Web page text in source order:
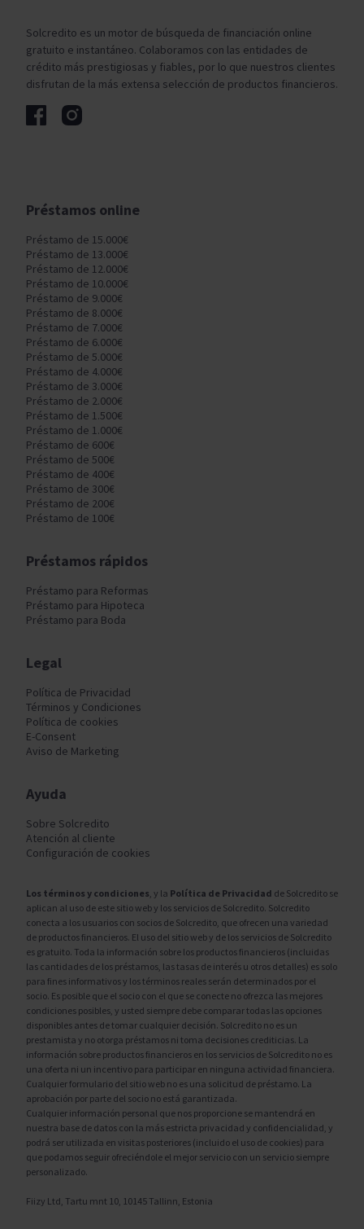
Solcredito es un motor de búsqueda de financiación online
gratuito e instantáneo. Colaboramos con las entidades de
crédito más prestigiosas y fiables, por lo que nuestros clientes
disfrutan de la más extensa selección de productos financieros.
Préstamos online
Préstamo de 15.000€
Préstamo de 13.000€
Préstamo de 12.000€
Préstamo de 10.000€
Préstamo de 9.000€
Préstamo de 8.000€
Préstamo de 7.000€
Préstamo de 6.000€
Préstamo de 5.000€
Préstamo de 4.000€
Préstamo de 3.000€
Préstamo de 2.000€
Préstamo de 1.500€
Préstamo de 1.000€
Préstamo de 600€
Préstamo de 500€
Préstamo de 400€
Préstamo de 300€
Préstamo de 200€
Préstamo de 100€
Préstamos rápidos
Préstamo para Reformas
Préstamo para Hipoteca
Préstamo para Boda
Legal
Política de Privacidad
Términos y Condiciones
Política de cookies
E-Consent
Aviso de Marketing
Ayuda
Sobre Solcredito
Atención al cliente
Configuración de cookies
Los términos y condiciones, y la Política de Privacidad de Solcredito se
aplican al uso de este sitio web y los servicios de Solcredito. Solcredito
conecta a los usuarios con socios de Solcredito, que ofrecen una variedad
de productos financieros. El uso del sitio web y de los servicios de Solcredito
es gratuito. Toda la información sobre los productos financieros (incluidas
las cantidades de los préstamos, las tasas de interés u otros detalles) es solo
para fines informativos y los términos reales serán determinados por el
socio. Es posible que el socio con el que se conecte no ofrezca las mejores
condiciones posibles, y usted siempre debe comparar todas las opciones
disponibles antes de tomar cualquier decisión. Solcredito no es un
prestamista y no otorga préstamos ni toma decisiones crediticias. La
información sobre productos financieros en los servicios de Solcredito no es
una oferta ni un incentivo para participar en ninguna actividad financiera.
Cualquier formulario del sitio web no es una solicitud de préstamo. La
aprobación por parte del socio no está garantizada.
Cualquier información personal que nos proporcione se mantendrá en
nuestra base de datos con la más estricta privacidad y confidencialidad, y
podrá ser utilizada en visitas posteriores (incluido el uso de cookies) para
que podamos seguir ofreciéndole el mejor servicio con un servicio siempre
personalizado.
Fiizy Ltd, Tartu mnt 10, 10145 Tallinn, Estonia